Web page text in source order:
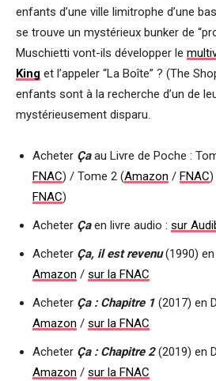
enfants d’une ville limitrophe d’une
se trouve un mystérieux bunker de
Muschietti vont-ils développer le
King et l’appeler “La Boîte” ? (The
enfants sont à la recherche d’un de
mystérieusement disparu.
Acheter Ça au Livre de Poche :
FNAC) / Tome 2 (Amazon / FNAC
FNAC)
Acheter Çaen livre audio : sur
Acheter Ça, il est revenu(1990) en
Amazon / sur la FNAC
Acheter Ça : Chapitre 1 (2017) en
Amazon / sur la FNAC
Acheter Ça : Chapitre 2(2019) en
Amazon / sur la FNAC